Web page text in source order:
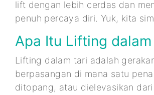
lift dengan lebih cerdas dan
penuh percaya diri. Yuk, kita
Apa Itu Lifting dalam
Lifting dalam tari adalah
berpasangan di mana satu
ditopang, atau dielevasikan